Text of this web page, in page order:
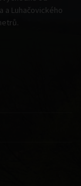
a Luhačovického